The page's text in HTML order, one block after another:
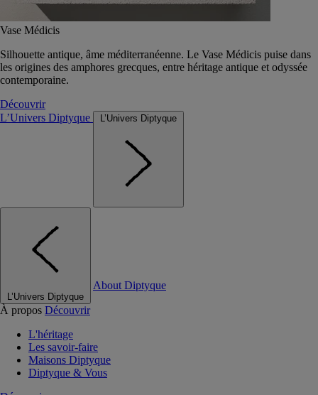
Vase Médicis
Silhouette antique, âme méditerranéenne. Le Vase Médicis puise dans
les origines des amphores grecques, entre héritage antique et odyssée
contemporaine.
Découvrir
L’Univers Diptyque
L’Univers Diptyque
L’Univers Diptyque
About Diptyque
À propos Découvrir
L'héritage
Les savoir-faire
Maisons Diptyque
Diptyque & Vous